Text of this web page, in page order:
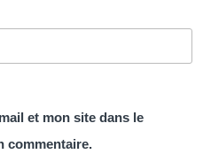
et mon site dans le
commentaire.